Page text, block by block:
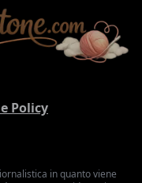
Policy
in quanto viene